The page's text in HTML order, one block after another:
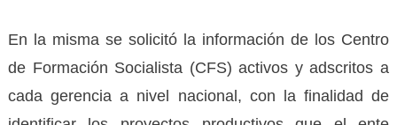
En la misma se solicitó la información de los Centro
de Formación Socialista (CFS) activos y adscritos a
cada gerencia a nivel nacional, con la finalidad de